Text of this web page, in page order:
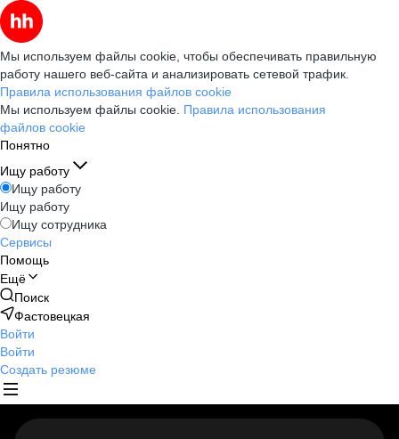
Мы используем файлы cookie, чтобы обеспечивать правильную
работу нашего веб-сайта и анализировать сетевой трафик.
Правила использования файлов cookie
Мы используем файлы cookie. Правила использования
файлов cookie
Понятно
Ищу работу
Ищу работу
Ищу работу
Ищу сотрудника
Сервисы
Помощь
Ещё
Поиск
Фастовецкая
Войти
Войти
Создать резюме